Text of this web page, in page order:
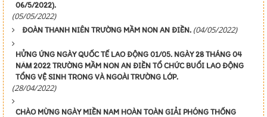
06/5/2022).
(05/05/2022)
ĐOÀN THANH NIÊN TRƯỜNG MẦM NON AN ĐIỀN. (04/05/2022)
HỬNG ỨNG NGÀY QUỐC TẾ LAO ĐỘNG 01/05. NGÀY 28 THÁNG 04
NĂM 2022 TRƯỜNG MẦM NON AN ĐIỀN TỔ CHỨC BUỔI LAO ĐỘNG
TỔNG VỆ SINH TRONG VÀ NGOÀI TRƯỜNG LỚP.
(28/04/2022)
CHÀO MỪNG NGÀY MIỀN NAM HOÀN TOÀN GIẢI PHÓNG THỐNG